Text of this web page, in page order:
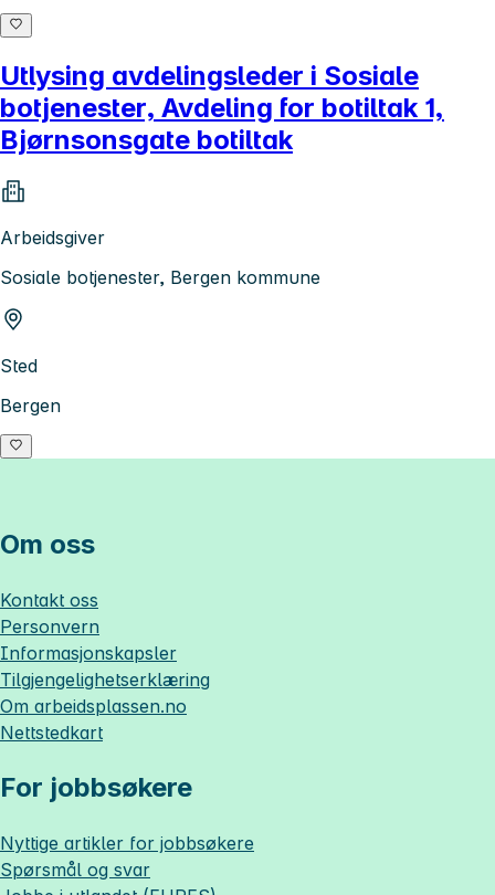
Utlysing avdelingsleder i Sosiale
botjenester, Avdeling for botiltak 1,
Bjørnsonsgate botiltak
Arbeidsgiver
Sosiale botjenester, Bergen kommune
Sted
Bergen
Om oss
Kontakt oss
Personvern
Informasjonskapsler
Tilgjengelighetserklæring
Om arbeidsplassen.no
Nettstedkart
For jobbsøkere
Nyttige artikler for jobbsøkere
Spørsmål og svar